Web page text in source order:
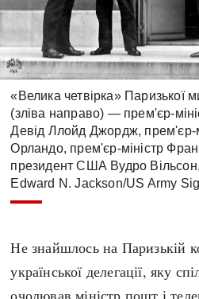
«Велика четвірка» Паризької
(зліва направо) — прем'єр-
Девід Ллойд Джордж, прем'єр-
Орландо, прем'єр-міністр
президент США Вудро
Edward N. Jackson/US Army
Не знайшлось на Паризькій
української делегації, яку
очолював міністр пошт і